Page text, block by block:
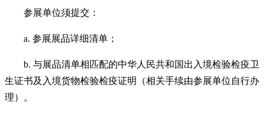
参展单位须提交：
a. 参展展品详细清单；
b. 与展品清单相匹配的中华人民共和国出入境检验检疫卫
生证书及入境货物检验检疫证明（相关手续由参展单位自行办
理）。